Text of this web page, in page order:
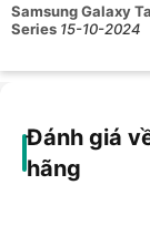
Samsung Galaxy
Series 15-10-2024
Đánh giá
hãng